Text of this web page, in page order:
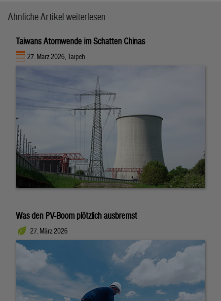
Ähnliche Artikel weiterlesen
Taiwans Atomwende im Schatten Chinas
27. März 2026, Taipeh
Was den PV-Boom plötzlich ausbremst
27. März 2026